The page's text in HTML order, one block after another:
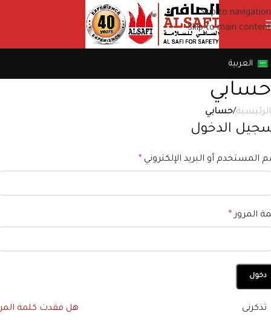
Skip to navigation
Skip to main content
العربية
حسابي
الرئيسية/حسابي
الدخول
المستخدم أو البريد الإلكتروني *
المرور *
دخول
هل فقدت كلمة تذكرنى